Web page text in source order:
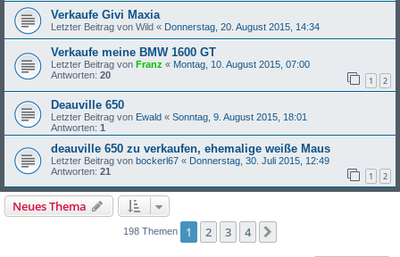
Verkaufe Givi Maxia
Letzter Beitrag von Wild « Donnerstag, 20. August 2015, 14:34
Verkaufe meine BMW 1600 GT
Letzter Beitrag von Franz « Montag, 10. August 2015, 07:00
Antworten: 20 1 2
Deauville 650
Letzter Beitrag von Ewald « Sonntag, 9. August 2015, 18:01
Antworten: 1
deauville 650 zu verkaufen, ehemalige weiße Maus
Letzter Beitrag von bockerl67 « Donnerstag, 30. Juli 2015, 12:49
Antworten: 21 1 2
Neues Thema
198 Themen 1 2 3 4